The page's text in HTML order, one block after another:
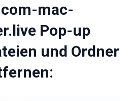
mac-
Pop-up
und Ordner